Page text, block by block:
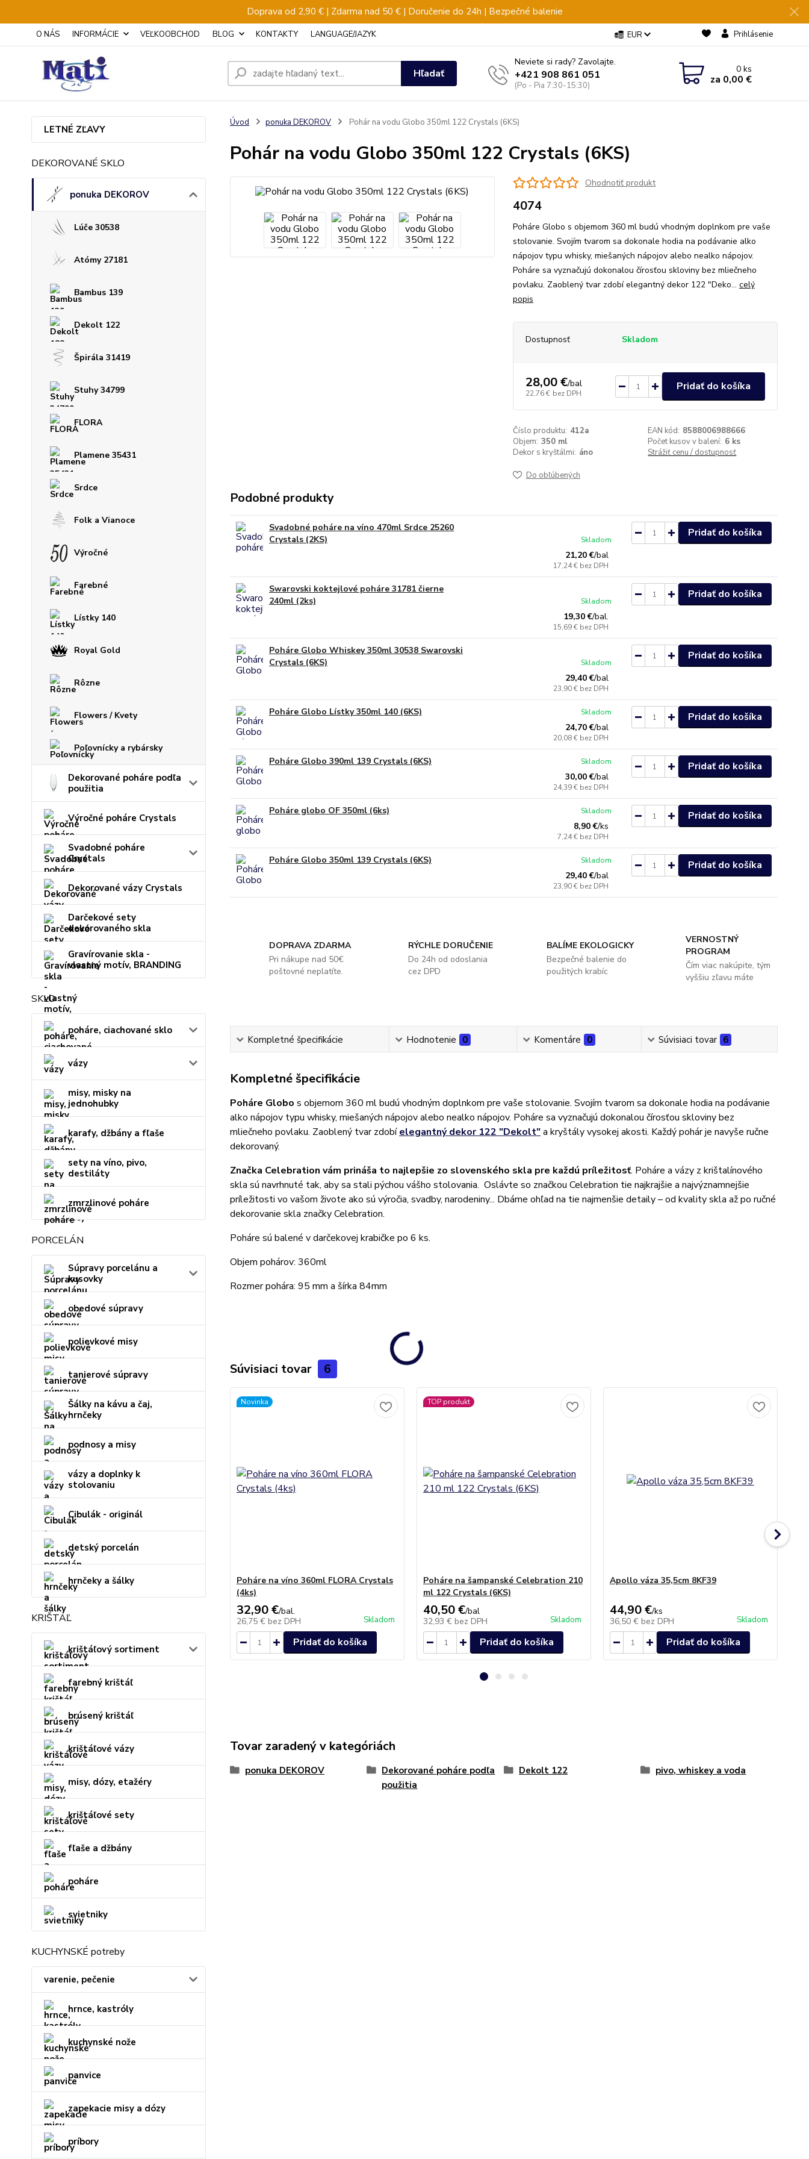
Doprava od 2,90 € | Zdarma nad 50 € | Doručenie do 24h | Bezpečné balenie
O NÁS INFORMÁCIE VEĽKOOBCHOD BLOG KONTAKTY LANGUAGE/JAZYK EUR Prihlásenie
Hľadať
Neviete si rady? Zavolajte.
+421 908 861 051
(Po - Pia 7:30-15:30)
0ks
za 0,00 €
LETNÉ ZĽAVY
DEKOROVANÉ SKLO
ponuka DEKOROV
Lúče 30538
Atómy 27181
Bambus 139
Dekolt 122
Špirála 31419
Stuhy 34799
FLORA
Plamene 35431
Srdce
Folk a Vianoce
Výročné
Farebné
Lístky 140
Royal Gold
Rôzne
Flowers / Kvety
Poľovnícky a rybársky
Dekorované poháre podľa
použitia
Výročné poháre Crystals
Svadobné poháre
Crystals
Dekorované vázy Crystals
Darčekové sety
dekorovaného skla
Gravírovanie skla -
vlastný motív, BRANDING
SKLO
poháre, ciachované sklo
vázy
misy, misky na
jednohubky
karafy, džbány a fľaše
sety na víno, pivo,
destiláty
zmrzlinové poháre
PORCELÁN
Súpravy porcelánu a
kusovky
obedové súpravy
polievkové misy
tanierové súpravy
Šálky na kávu a čaj,
hrnčeky
podnosy a misy
vázy a doplnky k
stolovaniu
Cibulák - originál
detský porcelán
hrnčeky a šálky
KRIŠTÁĽ
krištáľový sortiment
farebný krištáľ
brúsený krištáľ
krištáľové vázy
misy, dózy, etažéry
krištáľové sety
fľaše a džbány
poháre
svietniky
KUCHYNSKÉ potreby
varenie, pečenie
hrnce, kastróly
kuchynské nože
panvice
zapekacie misy a dózy
príbory
Úvod ponuka DEKOROV Pohár na vodu Globo 350ml 122 Crystals (6KS)
Pohár na vodu Globo 350ml 122 Crystals (6KS)
Ohodnotiť produkt
4074
Poháre Globo s objemom 360 ml budú vhodným doplnkom pre vaše
stolovanie. Svojím tvarom sa dokonale hodia na podávanie alko
nápojov typu whisky, miešaných nápojov alebo nealko nápojov.
Poháre sa vyznačujú dokonalou čírosťou skloviny bez mliečneho
povlaku. Zaoblený tvar zdobí elegantný dekor 122 "Deko... celý
popis
Dostupnosť Skladom
28,00 €/bal
22,76 € bez DPH
Pridať do košíka
Číslo produktu: 412a EAN kód: 8588006988666
Objem: 350 ml Počet kusov v balení: 6 ks
Dekor s kryštálmi: áno Strážiť cenu / dostupnosť
Do obľúbených
Podobné produkty
Svadobné poháre na víno 470ml Srdce 25260
Crystals (2KS)
21,20 €/bal
17,24 € bez DPH
Skladom
Pridať do košíka
Swarovski koktejlové poháre 31781 čierne
240ml (2ks)
19,30 €/bal.
15,69 € bez DPH
Skladom
Pridať do košíka
Poháre Globo Whiskey 350ml 30538 Swarovski
Crystals (6KS)
29,40 €/bal
23,90 € bez DPH
Skladom
Pridať do košíka
Poháre Globo Lístky 350ml 140 (6KS)
24,70 €/bal
20,08 € bez DPH
Skladom Pridať do košíka
Poháre Globo 390ml 139 Crystals (6KS)
30,00 €/bal
24,39 € bez DPH
Skladom Pridať do košíka
Poháre globo OF 350ml (6ks)
8,90 €/ks
7,24 € bez DPH
Skladom Pridať do košíka
Poháre Globo 350ml 139 Crystals (6KS)
29,40 €/bal
23,90 € bez DPH
Skladom Pridať do košíka
DOPRAVA ZDARMA
Pri nákupe nad 50€
poštovné neplatíte.
RÝCHLE DORUČENIE
Do 24h od odoslania
cez DPD
BALÍME EKOLOGICKY
Bezpečné balenie do
použitých krabíc
VERNOSTNÝ
PROGRAM
Čím viac nakúpite, tým
vyššiu zľavu máte
Kompletné špecifikácie Hodnotenie 0 Komentáre 0 Súvisiaci tovar 6
Kompletné špecifikácie
Poháre Globo s objemom 360 ml budú vhodným doplnkom pre vaše stolovanie. Svojím tvarom sa dokonale hodia na podávanie
alko nápojov typu whisky, miešaných nápojov alebo nealko nápojov. Poháre sa vyznačujú dokonalou čírosťou skloviny bez
mliečneho povlaku. Zaoblený tvar zdobíelegantný dekor 122 "Dekolt"a kryštály vysokej akosti. Každý pohár je navyše ručne
dekorovaný.
Značka Celebration vám prináša to najlepšie zo slovenského skla pre každú príležitosť. Poháre a vázy z krištalínového
skla sú navrhnuté tak, aby sa stali pýchou vášho stolovania. Oslávte so značkou Celebration tie najkrajšie a najvýznamnejšie
príležitosti vo vašom živote ako sú výročia, svadby, narodeniny... Dbáme ohľad na tie najmenšie detaily – od kvality skla až po ručné
dekorovanie skla značky Celebration.
Poháre sú balené v darčekovej krabičke po 6 ks.
Objem pohárov: 360ml
Rozmer pohára: 95 mm a šírka 84mm
Súvisiaci tovar 6
Novinka
Poháre na víno 360ml FLORA Crystals
(4ks)
32,90 €/bal.
26,75 € bez DPH Skladom
Pridať do košíka
TOP produkt
Poháre na šampanské Celebration 210
ml 122 Crystals (6KS)
40,50 €/bal
32,93 € bez DPH Skladom
Pridať do košíka
Apollo váza 35,5cm 8KF39
44,90 €/ks
36,50 € bez DPH Skladom
Pridať do košíka
Tovar zaradený v kategóriách
ponuka DEKOROV
Dekorované poháre podľa
použitia
Dekolt 122 pivo, whiskey a voda